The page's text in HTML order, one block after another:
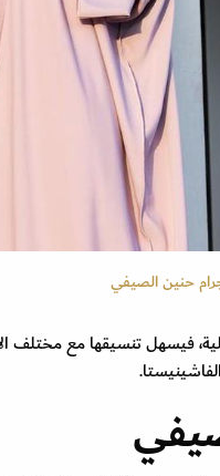
حنين الصيفي
فيسهل تنسيقها مع مختلف